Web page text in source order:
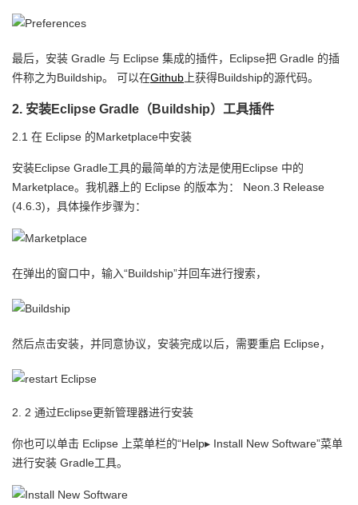
者
学
堂
的
课
程
我
的
认
证
我
的
实
我
的
我
技
术
支
持
的
云
声
建
议
最后，安装 Gradle 与 Eclipse 集成的插件，Eclipse把 Gradle 的插
件称之为Buildship。 可以在Github 上获得Buildship的源代码。
2. 安装Eclipse Gradle（Buildship）工具插件
2.1 在 Eclipse 的Marketplace中安装
安装Eclipse Gradle工具的最简单的方法是使用Eclipse 中的
Marketplace。我机器上的 Eclipse 的版本为： Neon.3 Release
(4.6.3)，具体操作步骤为：
在弹出的窗口中，输入“Buildship”并回车进行搜索，
然后点击安装，并同意协议，安装完成以后，需要重启 Eclipse，
2. 2 通过Eclipse更新管理器进行安装
你也可以单击 Eclipse 上菜单栏的“Help▸ Install New Software”菜单
进行安装 Gradle工具。